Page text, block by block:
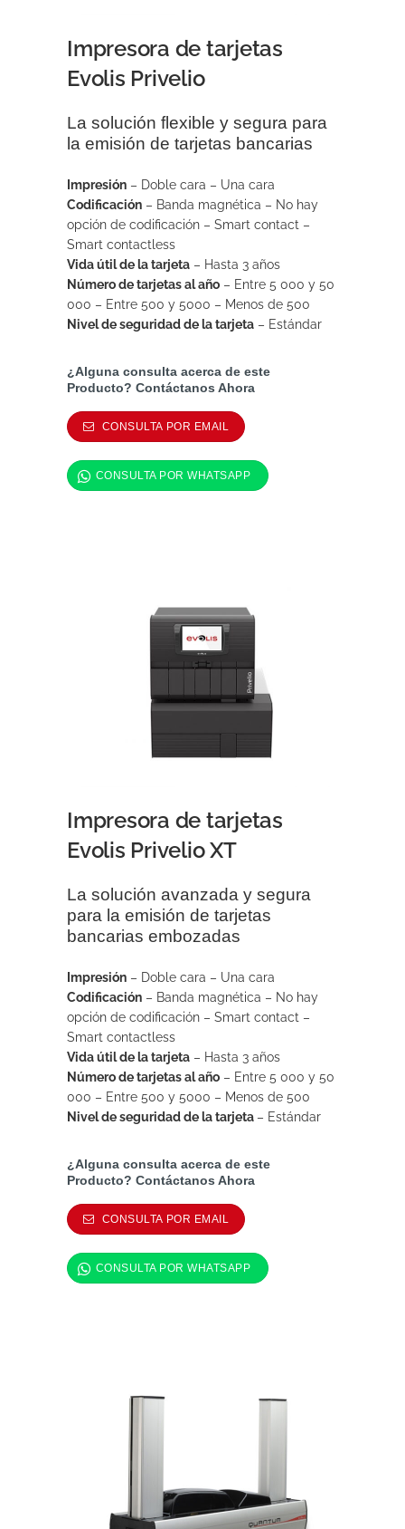
Impresora de tarjetas
Evolis Privelio
La solución flexible y segura para
la emisión de tarjetas bancarias
Impresión – Doble cara – Una cara
Codificación – Banda magnética – No hay
opción de codificación – Smart contact –
Smart contactless
Vida útil de la tarjeta – Hasta 3 años
Número de tarjetas al año – Entre 5 000 y 50
000 – Entre 500 y 5000 – Menos de 500
Nivel de seguridad de la tarjeta – Estándar
¿Alguna consulta acerca de este
Producto? Contáctanos Ahora
Impresora de tarjetas
Evolis Privelio XT
La solución avanzada y segura
para la emisión de tarjetas
bancarias embozadas
Impresión – Doble cara – Una cara
Codificación – Banda magnética – No hay
opción de codificación – Smart contact –
Smart contactless
Vida útil de la tarjeta – Hasta 3 años
Número de tarjetas al año – Entre 5 000 y 50
000 – Entre 500 y 5000 – Menos de 500
Nivel de seguridad de la tarjeta – Estándar
¿Alguna consulta acerca de este
Producto? Contáctanos Ahora